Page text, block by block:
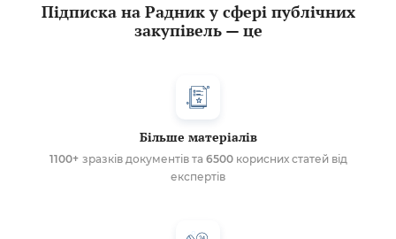
Підписка на Радник у сфері публічних
закупівель — це
Більше матеріалів
1100+ зразків документів та 6500корисних статей від
експертів